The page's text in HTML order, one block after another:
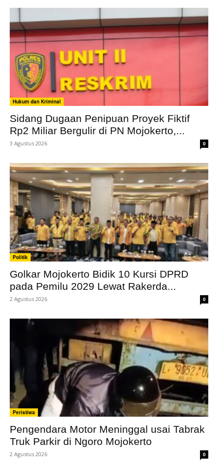
Hukum dan Kriminal
Sidang Dugaan Penipuan Proyek Fiktif
Rp2 Miliar Bergulir di PN Mojokerto,...
3 Agustus 2026 0
Politik
Golkar Mojokerto Bidik 10 Kursi DPRD
pada Pemilu 2029 Lewat Rakerda...
2 Agustus 2026 0
Peristiwa
Pengendara Motor Meninggal usai Tabrak
Truk Parkir di Ngoro Mojokerto
2 Agustus 2026 0